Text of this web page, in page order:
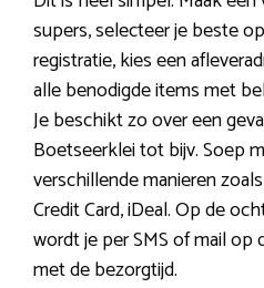
supers, selecteer je beste
registratie, kies een
alle benodigde items met
Je beschikt zo over een
Boetseerklei tot bijv. Soep
verschillende manieren
Credit Card, iDeal. Op de
wordt je per SMS of mail
met de bezorgtijd.